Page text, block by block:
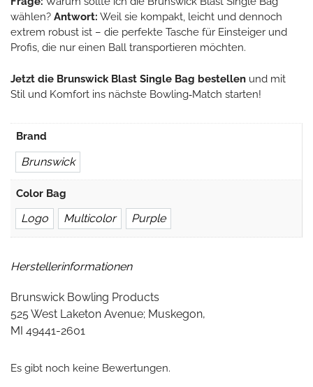
wählen? Antwort: Weil sie kompakt, leicht und dennoch
extrem robust ist – die perfekte Tasche für Einsteiger und
Profis, die nur einen Ball transportieren möchten.
Jetzt die Brunswick Blast Single Bag bestellen und mit
Stil und Komfort ins nächste Bowling‑Match starten!
Brand
Brunswick
Color Bag
Logo Multicolor Purple
Herstellerinformationen
Brunswick Bowling Products
525 West Laketon Avenue; Muskegon,
MI 49441-2601
Es gibt noch keine Bewertungen.